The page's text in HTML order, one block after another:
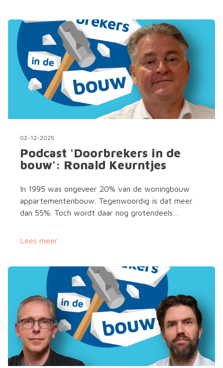
02-12-2025
Podcast 'Doorbrekers in de
bouw': Ronald Keurntjes
In 1995 was ongeveer 20% van de woningbouw
appartementenbouw. Tegenwoordig is dat meer
dan 55%. Toch wordt daar nog grotendeels
juist nu een enorme kans: “Als we vaart willen
Lees meer